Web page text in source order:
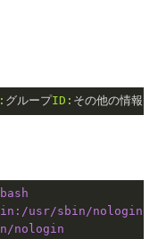
グループID:
:/usr/sbin/nologin
nologin